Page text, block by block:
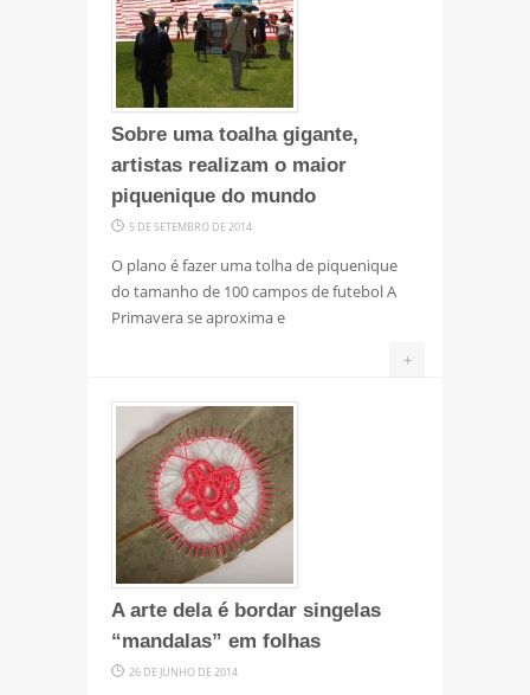
Sobre uma toalha gigante,
artistas realizam o maior
piquenique do mundo
5 DE SETEMBRO DE 2014
O plano é fazer uma tolha de piquenique
do tamanho de 100 campos de futebol A
Primavera se aproxima e
+
A arte dela é bordar singelas
“mandalas” em folhas
26 DE JUNHO DE 2014